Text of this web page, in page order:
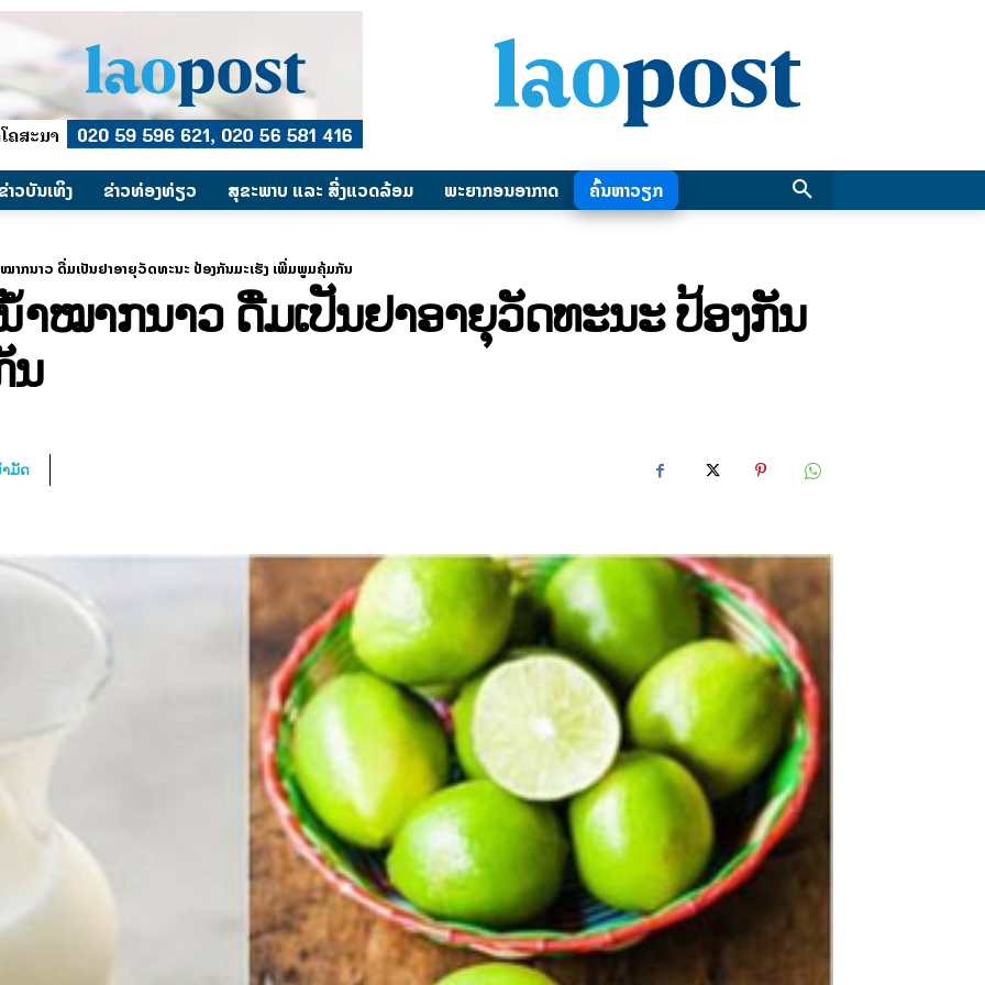
າວບັນເທິງ ​ຂ່າວທ່ອງທ່ຽວ ສຸຂະພາບ ແລະ ສີ່ງແວດລ້ອມ ພະຍາກອນອາກາດ ຄົ້ນຫາວຽກ
າກນາວ ດື່ມເປັນຢາອາຍຸວັດທະນະ ປ້ອງກັນມະເຮັງ ເພີ່ມພູມຄຸ້ມກັນ
ຳໝາກນາວ ດື່ມເປັນຢາອາຍຸວັດທະນະ ປ້ອງກັນ
ນ
ມັດ